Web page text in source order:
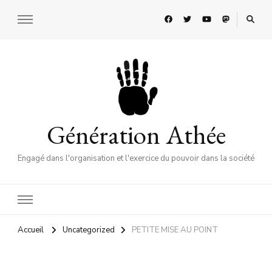
Génération Athée
Engagé dans l'organisation et l'exercice du pouvoir dans la société
Accueil Uncategorized PETITE MISE AU POINT